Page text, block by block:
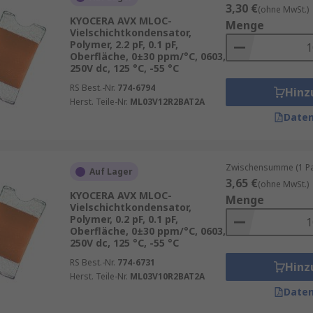
ist, beispielsweise in tragbaren Geräten wie
zur Platzersparnis bei, ohne die Leistung zu
Kondensatoren bieten eine hohe Kapazität in einem
benötigen. Zudem bieten sie eine niedrige
Materialien sind nicht nur leicht, sondern auch
der MLOC-Kondensatoren und damit zu einer
Reduktion des Energieverbrauchs bei, da sie eine
besonders vorteilhaft für tragbare Geräte, die auf eine
organischen Materialien basieren, können sie
oder Keramik basieren. Diese Reduzierung von
beitragen.
KYOCERA AVX MLOC-
Vielschichtkondensator,
Polymer, 2.2 pF, 0.1 pF,
Oberfläche, 0±30 ppm/°C, 0603,
250V dc, 125 °C, -55 °C
RS Best.-Nr. 774-6794
Herst. Teile-Nr. ML03V12R2BAT2A
3,30 €(ohne MwSt.)
Menge
Auf Lager
KYOCERA AVX MLOC-
Vielschichtkondensator,
Polymer, 0.2 pF, 0.1 pF,
Oberfläche, 0±30 ppm/°C, 0603,
250V dc, 125 °C, -55 °C
RS Best.-Nr. 774-6731
Herst. Teile-Nr. ML03V10R2BAT2A
Zwischensumme (1
3,65 €(ohne MwSt.)
Menge